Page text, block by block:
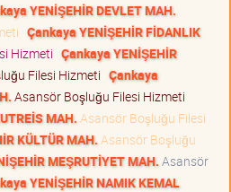
YENİŞEHİR DEVLET MAH.
Çankaya YENİŞEHİR FİDANLIK
Hizmeti Çankaya YENİŞEHİR
Filesi Hizmeti Çankaya
Asansör Boşluğu Filesi Hizmeti
MAH. Asansör Boşluğu Filesi
KÜLTÜR MAH. Asansör Boşluğu
MEŞRUTİYET MAH. Asansör
YENİŞEHİR NAMIK KEMAL